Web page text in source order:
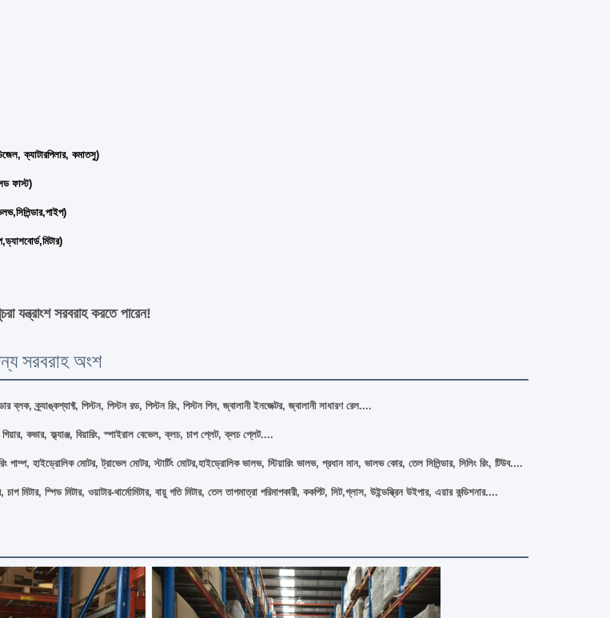
ক্যাটারপিলার, কমাতসু)
ফাস্ট)
সরবরাহ করতে পারেন!
সরবরাহ অংশ
ব্লক, ক্র্যাঙ্কশ্যাফ্ট, পিস্টন, পিস্টন রড, পিস্টন রিং, পিস্টন পিন, জ্বালানী ইনজেক্টর, জ্বালানী সাধারণ রেল....
গিয়ার, কভার, ফ্ল্যাঞ্জ, বিয়ারিং, স্পাইরাল বেভেল, ক্লচ, চাপ প্লেট, ক্লচ প্লেট....
পাম্প, হাইড্রোলিক মোটর, ট্রাভেল মোটর, স্টার্টিং মোটর,হাইড্রোলিক ভালভ, স্টিয়ারিং ভালভ, প্রধান মান, ভালভ কোর, তেল সিলিন্ডার, সিলিং রিং, টিউব....
মিটার, স্পিড মিটার, ওয়াটার-থার্মোমিটার, বায়ু গতি মিটার, তেল তাপমাত্রা পরিমাপকারী, ককপিট, সিট,গ্লাস, উইন্ডস্ক্রিন উইপার, এয়ার কন্ডিশনার....